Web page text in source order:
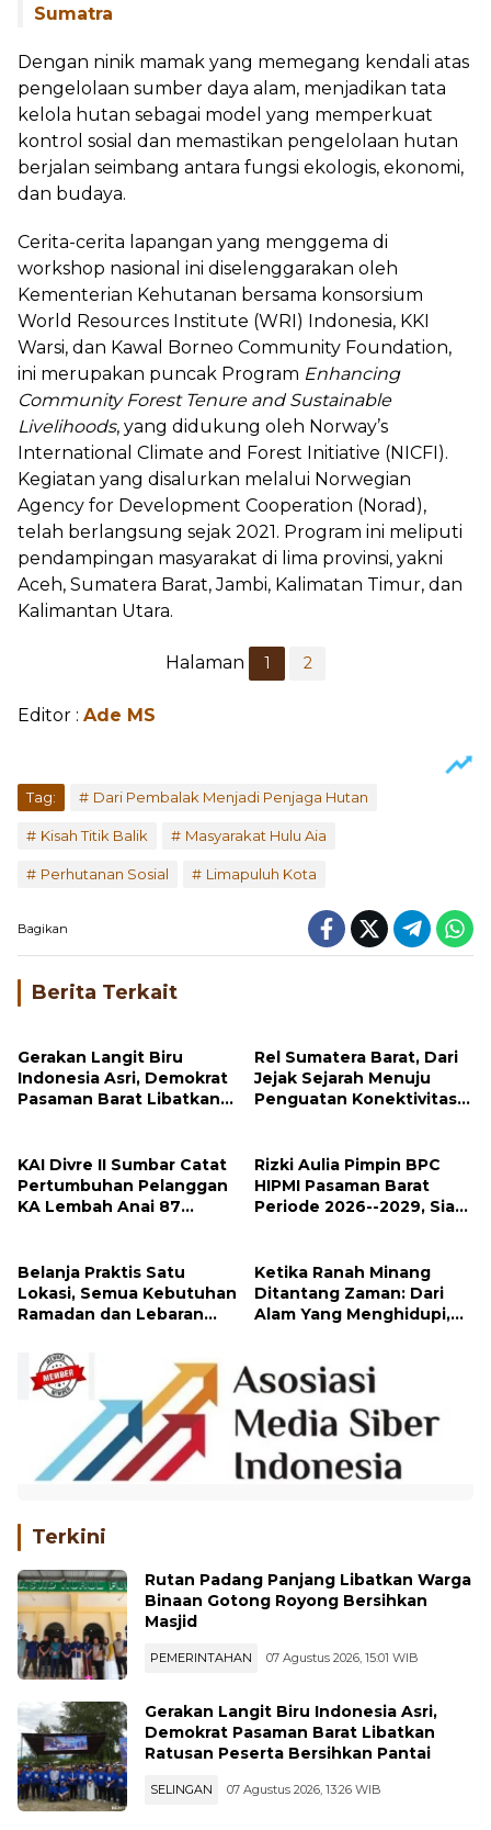
Sumatra
Dengan ninik mamak yang memegang kendali atas
pengelolaan sumber daya alam, menjadikan tata
kelola hutan sebagai model yang memperkuat
kontrol sosial dan memastikan pengelolaan hutan
berjalan seimbang antara fungsi ekologis, ekonomi,
dan budaya.
Cerita-cerita lapangan yang menggema di
workshop nasional ini diselenggarakan oleh
Kementerian Kehutanan bersama konsorsium
World Resources Institute (WRI)
Indonesia, KKI
Warsi, dan Kawal Borneo Community Foundation,
ini merupakan puncak Program Enhancing
Community Forest Tenure and Sustainable
Livelihoods, yang didukung oleh Norway’s
International Climate and Forest Initiative (NICFI).
Kegiatan yang disalurkan melalui Norwegian
Agency for Development Cooperation (Norad),
telah berlangsung sejak 2021. Program ini meliputi
pendampingan masyarakat di lima provinsi, yakni
Aceh, Sumatera Barat, Jambi, Kalimatan Timur, dan
Kalimantan Utara.
Halaman 1 2
Editor : Ade MS
Tag: Dari Pembalak Menjadi Penjaga Hutan
Kisah Titik Balik Masyarakat Hulu Aia
Perhutanan Sosial Limapuluh Kota
Bagikan
Berita Terkait
Gerakan Langit Biru
Indonesia Asri, Demokrat
Pasaman Barat Libatkan
Rel Sumatera Barat, Dari
Jejak Sejarah Menuju
Penguatan Konektivitas
KAI Divre II Sumbar Catat
Pertumbuhan Pelanggan
KA Lembah Anai 87
Rizki Aulia Pimpin BPC
HIPMI Pasaman Barat
Periode 2026--2029, Siap
Belanja Praktis Satu
Lokasi, Semua Kebutuhan
Ramadan dan Lebaran
Padang Panjang
Ketika Ranah Minang
Ditantang Zaman: Dari
Alam Yang Menghidupi,
Terkini
Rutan Padang Panjang Libatkan Warga
Binaan Gotong Royong Bersihkan
Masjid
PEMERINTAHAN 07 Agustus 2026, 15:01 WIB
Gerakan Langit Biru Indonesia Asri,
Demokrat Pasaman Barat Libatkan
Ratusan Peserta Bersihkan Pantai
SELINGAN 07 Agustus 2026, 13:26 WIB